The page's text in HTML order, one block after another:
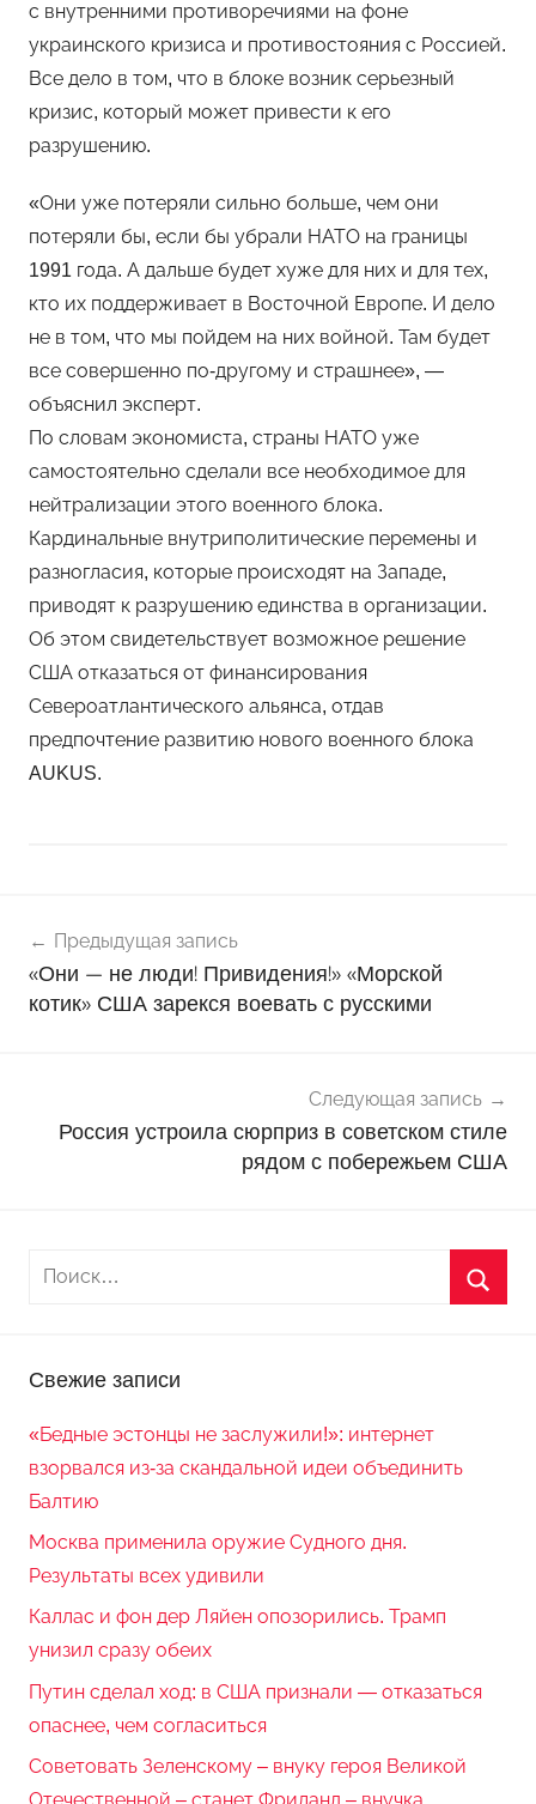
с внутренними противоречиями на фоне
украинского кризиса и противостояния с Россией.
Все дело в том, что в блоке возник серьезный
кризис, который может привести к его
разрушению.
«Они уже потеряли сильно больше, чем они
потеряли бы, если бы убрали НАТО на границы
1991 года. А дальше будет хуже для них и для тех,
кто их поддерживает в Восточной Европе. И дело
не в том, что мы пойдем на них войной. Там будет
все совершенно по-другому и страшнее», —
объяснил эксперт.
По словам экономиста, страны НАТО уже
самостоятельно сделали все необходимое для
нейтрализации этого военного блока.
Кардинальные внутриполитические перемены и
разногласия, которые происходят на Западе,
приводят к разрушению единства в организации.
Об этом свидетельствует возможное решение
США отказаться от финансирования
Североатлантического альянса, отдав
предпочтение развитию нового военного блока
AUKUS.
о
в
о
по
записям
Предыдущая запись
«Они — не люди! Привидения!» «Морской
котик» США зарекся воевать с русскими
Следующая запись
Россия устроила сюрприз в советском стиле
рядом с побережьем США
Свежие записи
«Бедные эстонцы не заслужили!»: интернет
взорвался из-за скандальной идеи объединить
Балтию
Москва применила оружие Судного дня.
Результаты всех удивили
Каллас и фон дер Ляйен опозорились. Трамп
унизил сразу обеих
Путин сделал ход: в США признали — отказаться
опаснее, чем согласиться
Советовать Зеленскому – внуку героя Великой
Отечественной – станет Фриланд – внучка